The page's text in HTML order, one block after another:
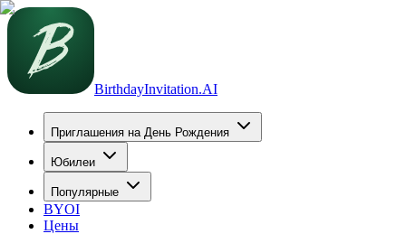
BirthdayInvitation.AI
Приглашения на День Рождения
Юбилеи
Популярные
BYOI
Цены